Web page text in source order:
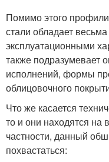
Помимо этого
стали обладает
эксплуатационными
также подразумевает
исполнений, формы
облицовочного
Что же касается
то и они находятся на
частности, данный
похвастаться: